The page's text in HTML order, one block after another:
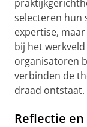
selecteren hun
expertise,
bij het
organisatoren
verbinden de
draad ontstaat.
Reflectie